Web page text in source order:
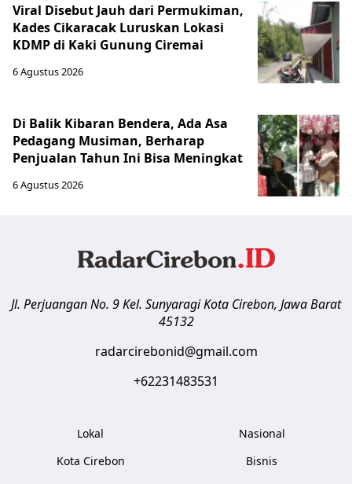
Viral Disebut Jauh dari Permukiman,
Kades Cikaracak Luruskan Lokasi
KDMP di Kaki Gunung Ciremai
6 Agustus 2026
Di Balik Kibaran Bendera, Ada Asa
Pedagang Musiman, Berharap
Penjualan Tahun Ini Bisa Meningkat
6 Agustus 2026
Jl. Perjuangan No. 9 Kel. SunyaragiKota Cirebon, Jawa Barat
45132
radarcirebonid@gmail.com
+62231483531
Lokal
Kota Cirebon
Nasional
Bisnis